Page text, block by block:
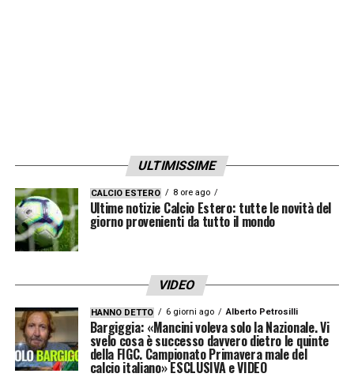
ULTIMISSIME
CALCIO ESTERO 8 ore ago
Ultime notizie Calcio Estero: tutte le novità del
giorno provenienti da tutto il mondo
VIDEO
HANNO DETTO 6 giorni ago Alberto Petrosilli
Bargiggia: «Mancini voleva solo la Nazionale. Vi
svelo cosa è successo davvero dietro le quinte
della FIGC. Campionato Primavera male del
calcio italiano» ESCLUSIVA e VIDEO